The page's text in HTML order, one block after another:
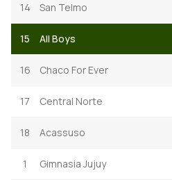
14 San Telmo
15 All Boys
16 Chaco For Ever
17 Central Norte
18 Acassuso
1 Gimnasia Jujuy